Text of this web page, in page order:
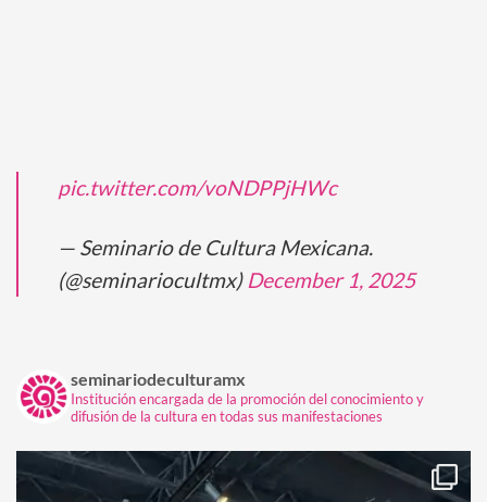
pic.twitter.com/voNDPPjHWc
— Seminario de Cultura Mexicana.
(@seminariocultmx) December 1, 2025
seminariodeculturamx
Institución encargada de la promoción del conocimiento y
difusión de la cultura en todas sus manifestaciones